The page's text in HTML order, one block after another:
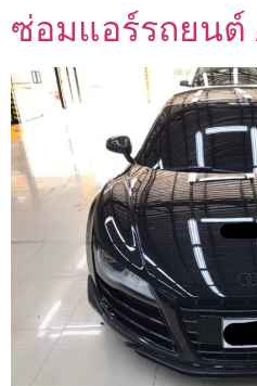
ซ่อมแอร์รถยนต์